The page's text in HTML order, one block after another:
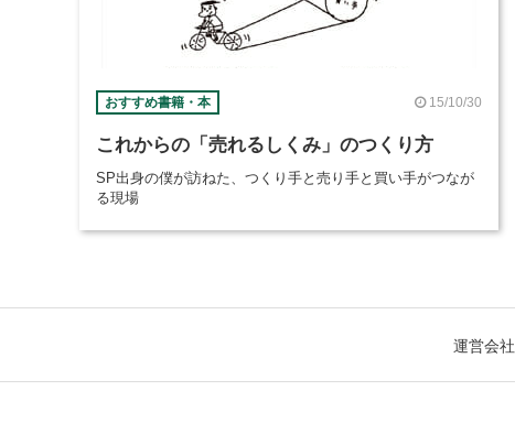
おすすめ書籍・本 15/10/30
これからの「売れるしくみ」のつくり方
SP出身の僕が訪ねた、つくり手と売り手と買い手がつなが
る現場
運営会社